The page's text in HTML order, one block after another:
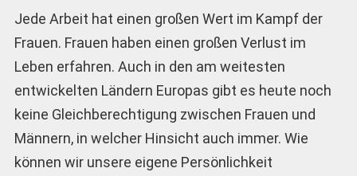
Jede Arbeit hat einen großen Wert im Kampf der
Frauen. Frauen haben einen großen Verlust im
Leben erfahren. Auch in den am weitesten
entwickelten Ländern Europas gibt es heute noch
keine Gleichberechtigung zwischen Frauen und
Männern, in welcher Hinsicht auch immer. Wie
können wir unsere eigene Persönlichkeit